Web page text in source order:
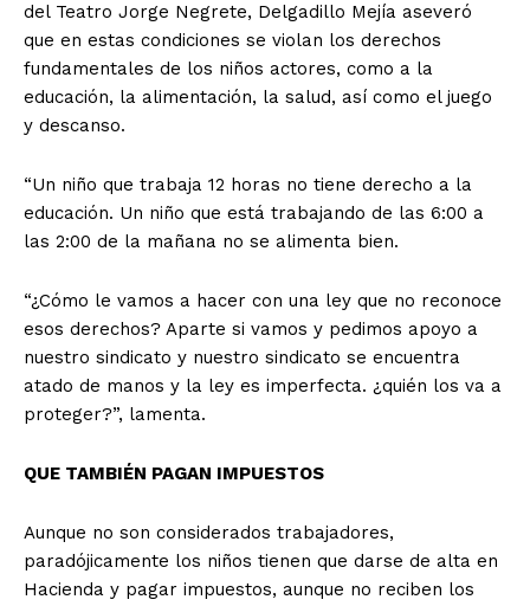
del Teatro Jorge Negrete, Delgadillo Mejía aseveró
que en estas condiciones se violan los derechos
fundamentales de los niños actores, como a la
educación, la alimentación, la salud, así como el juego
y descanso.
“Un niño que trabaja 12 horas no tiene derecho a la
educación. Un niño que está trabajando de las 6:00 a
las 2:00 de la mañana no se alimenta bien.
“¿Cómo le vamos a hacer con una ley que no reconoce
esos derechos? Aparte si vamos y pedimos apoyo a
nuestro sindicato y nuestro sindicato se encuentra
atado de manos y la ley es imperfecta. ¿quién los va a
proteger?”, lamenta.
QUE TAMBIÉN PAGAN IMPUESTOS
Aunque no son considerados trabajadores,
paradójicamente los niños tienen que darse de alta en
Hacienda y pagar impuestos, aunque no reciben los